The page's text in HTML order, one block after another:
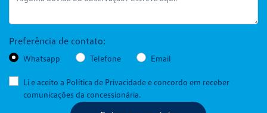
Preferência de contato:
Whatsapp Telefone Email
Li e aceito a Política de Privacidadee concordo em receber
comunicações da concessionária.